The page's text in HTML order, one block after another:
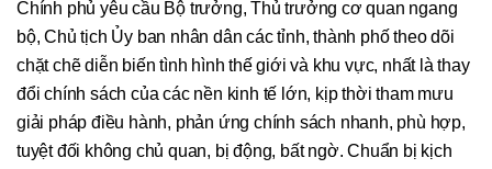
Chính phủ yêu cầu Bộ trưởng, Thủ trưởng cơ quan ngang
bộ, Chủ tịch Ủy ban nhân dân các tỉnh, thành phố theo dõi
chặt chẽ diễn biến tình hình thế giới và khu vực, nhất là thay
đổi chính sách của các nền kinh tế lớn, kịp thời tham mưu
giải pháp điều hành, phản ứng chính sách nhanh, phù hợp,
tuyệt đối không chủ quan, bị động, bất ngờ. Chuẩn bị kịch